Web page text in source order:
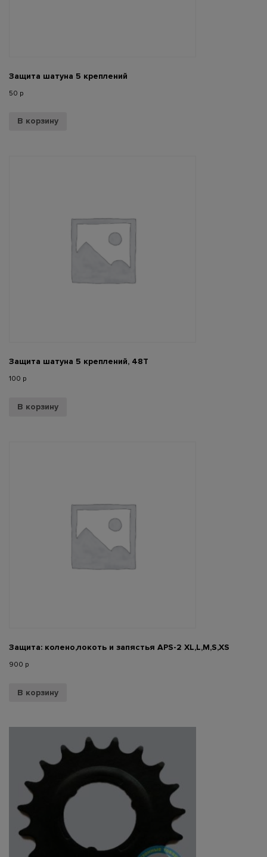
Защита шатуна 5 креплений
50 р
В корзину
Защита шатуна 5 креплений, 48Т
100 р
В корзину
Защита: колено,локоть и запястья APS-2 XL,L,M,S,XS
900 р
В корзину